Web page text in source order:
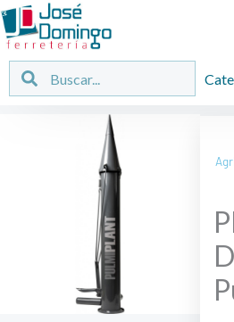
Ir
al
contenido
Buscar Buscar